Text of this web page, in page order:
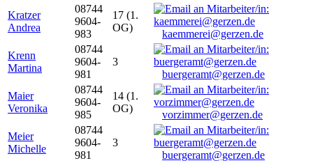
Kratzer
Andrea
08744
9604-
983
17 (1.
OG)
kaemmerei@gerzen.de
Krenn
Martina
08744
9604-
981
3
buergeramt@gerzen.de
Maier
Veronika
08744
9604-
985
14 (1.
OG)
vorzimmer@gerzen.de
Meier
Michelle
08744
9604-
981
3
buergeramt@gerzen.de